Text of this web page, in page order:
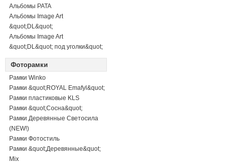
Альбомы PATA
Альбомы Image Art
&quot;DL&quot;
Альбомы Image Art
&quot;DL&quot; под уголки&quot;
Фоторамки
Рамки Winko
Рамки &quot;ROYAL Emafyl&quot;
Рамки пластиковые KLS
Рамки &quot;Сосна&quot;
Рамки Деревянные Светосила
(NEW!)
Рамки Фотостиль
Рамки &quot;Деревянные&quot;
Mix